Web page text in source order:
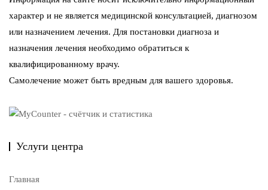
характер и не является медицинской консультацией, диагнозом
или назначением лечения. Для постановки диагноза и
назначения лечения необходимо обратиться к
квалифицированному врачу.
Самолечение может быть вредным для вашего здоровья.
Услуги центра
Главная